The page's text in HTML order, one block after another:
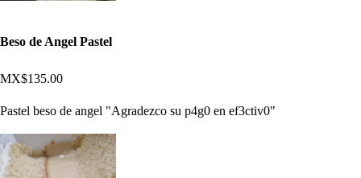
Beso de Angel Pastel
MX$135.00
Pastel beso de angel "Agradezco su p4g0 en ef3ctiv0"